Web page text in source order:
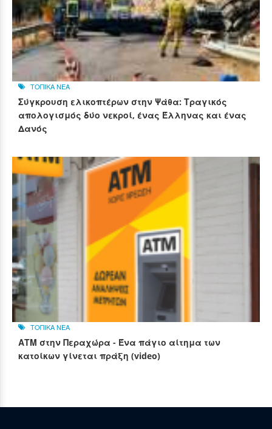
ΤΟΠΙΚΑ ΝΕΑ
Σύγκρουση ελικοπτέρων στην Ψάθα: Τραγικός
απολογισμός δύο νεκροί, ένας Έλληνας και ένας
Δανός
ΤΟΠΙΚΑ ΝΕΑ
ΑΤΜ στην Περαχώρα - Ένα πάγιο αίτημα των
κατοίκων γίνεται πράξη (video)